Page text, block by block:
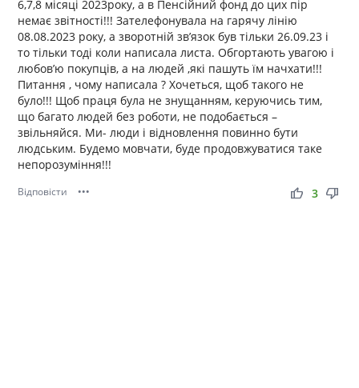
6,7,8 місяці 2023року, а в Пенсійний фонд до цих пір
немає звітності!!! Зателефонувала на гарячу лінію
08.08.2023 року, а зворотній зв’язок був тільки 26.09.23 і
то тільки тоді коли написала листа. Обгортають увагою і
любов’ю покупців, а на людей ,які пашуть їм начхати!!!
Питання , чому написала ? Хочеться, щоб такого не
було!!! Щоб праця була не знущанням, керуючись тим,
що багато людей без роботи, не подобається –
звільняйся. Ми- люди і відновлення повинно бути
людським. Будемо мовчати, буде продовжуватися таке
непорозуміння!!!
Відповісти ••• thumb_up thumb_down
3